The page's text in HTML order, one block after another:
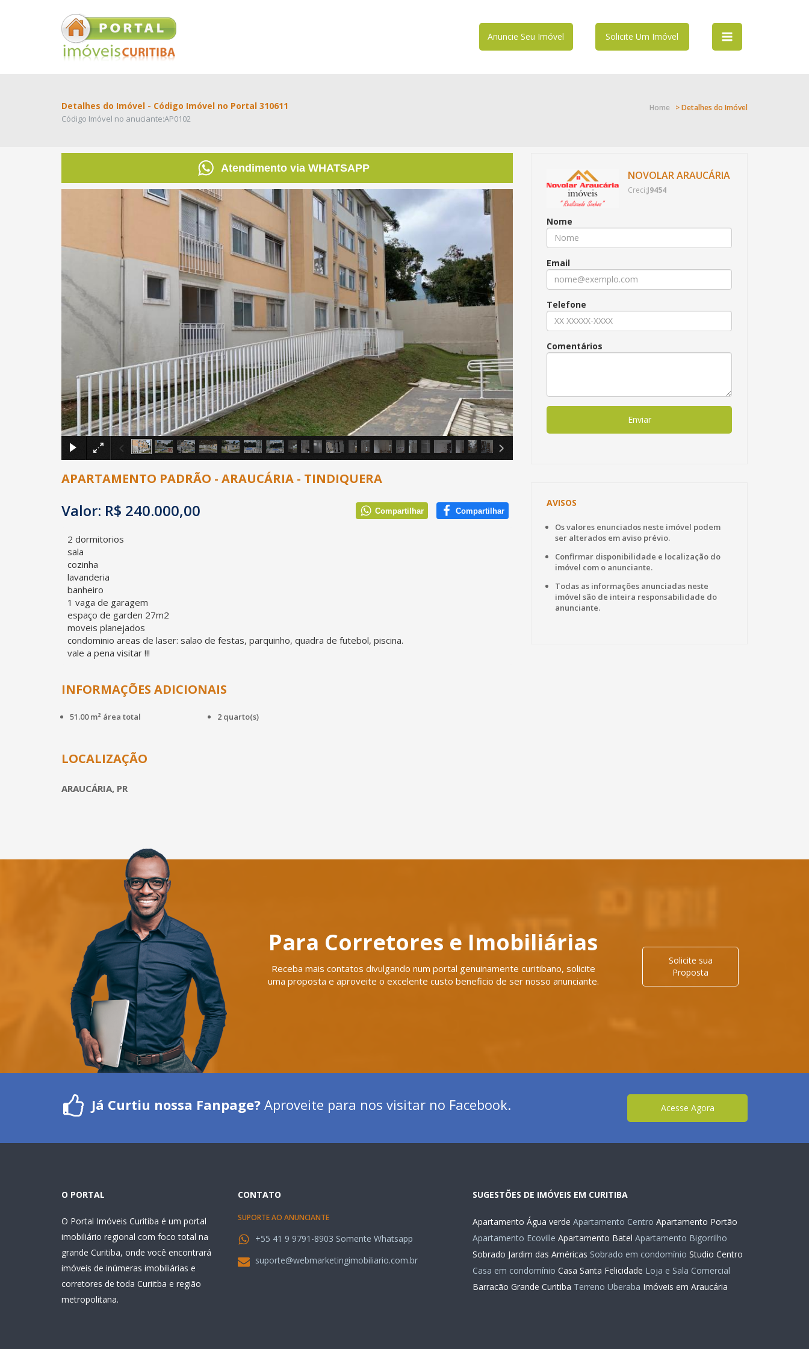
Solicite Um Imóvel
Anuncie Seu Imóvel
Detalhes do Imóvel - Código Imóvel no Portal 310611
Código Imóvel no anuciante:AP0102
Home > Detalhes do Imóvel
Atendimento via WHATSAPP
APARTAMENTO PADRÃO - ARAUCÁRIA - TINDIQUERA
Valor: R$ 240.000,00 Compartilhar
Compartilhar
2 dormitorios
sala
cozinha
lavanderia
banheiro
1 vaga de garagem
espaço de garden 27m2
moveis planejados
condominio areas de laser: salao de festas, parquinho, quadra de futebol, piscina.
vale a pena visitar !!!
INFORMAÇÕES ADICIONAIS
51.00 m² área total 2 quarto(s)
LOCALIZAÇÃO
ARAUCÁRIA, PR
NOVOLAR ARAUCÁRIA
Creci:J9454
Nome
Email
Telefone
Comentários
Enviar
AVISOS
Os valores enunciados neste imóvel podem
ser alterados em aviso prévio.
Confirmar disponibilidade e localização do
imóvel com o anunciante.
Todas as informações anunciadas neste
imóvel são de inteira responsabilidade do
anunciante.
Para Corretores e Imobiliárias
Receba mais contatos divulgando num portal genuinamente curitibano, solicite
uma proposta e aproveite o excelente custo beneficio de ser nosso anunciante.
Solicite sua
Proposta
Já Curtiu nossa Fanpage? Aproveite para nos visitar no Facebook. Acesse Agora
O PORTAL
O Portal Imóveis Curitiba é um portal
imobiliário regional com foco total na
grande Curitiba, onde você encontrará
imóveis de inúmeras imobiliárias e
corretores de toda Curiitba e região
metropolitana.
CONTATO
SUPORTE AO ANUNCIANTE
+55 41 9 9791-8903 Somente Whatsapp
suporte@webmarketingimobiliario.com.br
SUGESTÕES DE IMÓVEIS EM CURITIBA
Apartamento Água verde Apartamento Centro Apartamento Portão
Apartamento Ecoville Apartamento Batel Apartamento Bigorrilho
Sobrado Jardim das Américas Sobrado em condomínio Studio Centro
Casa em condomínio Casa Santa Felicidade Loja e Sala Comercial
Barracão Grande Curitiba Terreno Uberaba Imóveis em Araucária